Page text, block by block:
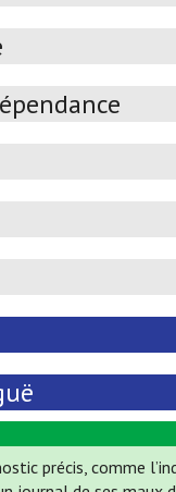
précis, comme